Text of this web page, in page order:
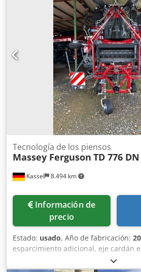
Kassel 8.494 km
Tecnología de los piensos
Massey Ferguson TD 776 DN
Información de
precio
Estado: usado, Año de fabricación:
esparcimiento adicional, eje cardán
rueda palpadora 15/6.00-6 Cedpfx